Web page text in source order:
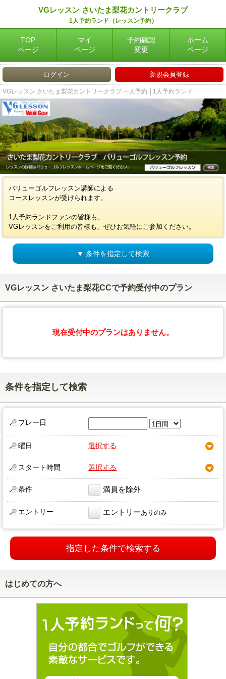
VGレッスン さいたま梨花カントリークラブ
1人予約ランド（レッスン予約）
TOP
ページ
マイ
ページ
予約確認
変更
ホーム
ページ
ログイン 新規会員登録
VGレッスン さいたま梨花カントリークラブ 一人予約 │1人予約ランド
バリューゴルフレッスン講師による
コースレッスンが受けられます。
1人予約ランドファンの皆様も、
VGレッスンをご利用の皆様も、ぜひお気軽にご参加ください。
▼ 条件を指定して検索
VGレッスン さいたま梨花CCで予約受付中のプラン
現在受付中のプランはありません。
条件を指定して検索
プレー日
曜日 選択する
スタート時間 選択する
条件 満員を除外
エントリー エントリーありのみ
指定した条件で検索する
はじめての方へ